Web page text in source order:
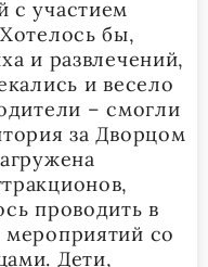
с участием
бы,
и развлечений,
и весело
– смогли
за Дворцом
проводить в
со
Дети,